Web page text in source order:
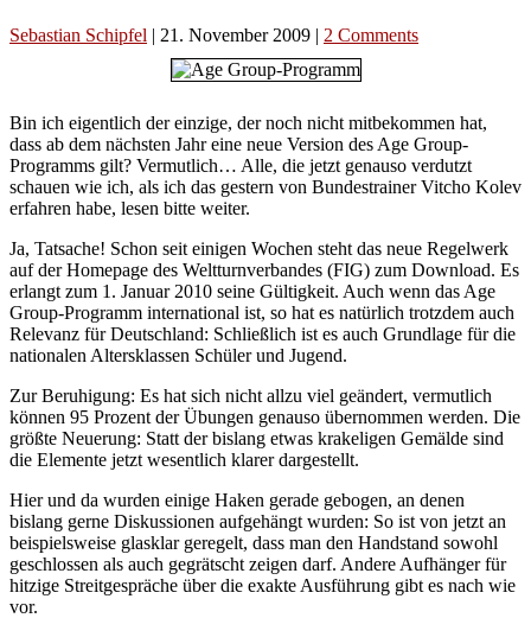
Sebastian Schipfel | 21. November 2009 | 2 Comments
Bin ich eigentlich der einzige, der noch nicht mitbekommen hat,
dass ab dem nächsten Jahr eine neue Version des Age Group-
Programms gilt? Vermutlich… Alle, die jetzt genauso verdutzt
schauen wie ich, als ich das gestern von Bundestrainer Vitcho Kolev
erfahren habe, lesen bitte weiter.
Ja, Tatsache! Schon seit einigen Wochen steht das neue Regelwerk
auf der Homepage des Weltturnverbandes (FIG) zum Download. Es
erlangt zum 1. Januar 2010 seine Gültigkeit. Auch wenn das Age
Group-Programm international ist, so hat es natürlich trotzdem auch
Relevanz für Deutschland: Schließlich ist es auch Grundlage für die
nationalen Altersklassen Schüler und Jugend.
Zur Beruhigung: Es hat sich nicht allzu viel geändert, vermutlich
können 95 Prozent der Übungen genauso übernommen werden. Die
größte Neuerung: Statt der bislang etwas krakeligen Gemälde sind
die Elemente jetzt wesentlich klarer dargestellt.
Hier und da wurden einige Haken gerade gebogen, an denen
bislang gerne Diskussionen aufgehängt wurden: So ist von jetzt an
beispielsweise glasklar geregelt, dass man den Handstand sowohl
geschlossen als auch gegrätscht zeigen darf. Andere Aufhänger für
hitzige Streitgespräche über die exakte Ausführung gibt es nach wie
vor.